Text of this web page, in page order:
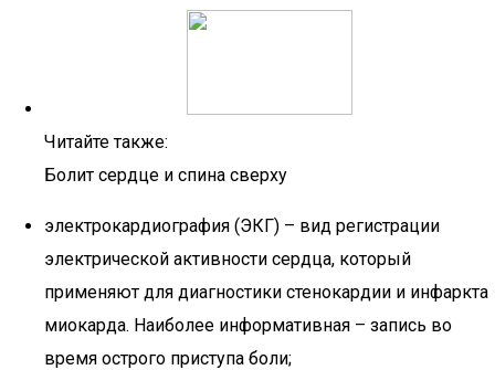
Читайте также:
Болит сердце и спина сверху
электрокардиография (ЭКГ) – вид регистрации
электрической активности сердца, который
применяют для диагностики стенокардии и инфаркта
миокарда. Наиболее информативная – запись во
время острого приступа боли;